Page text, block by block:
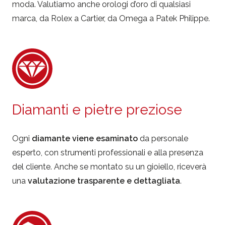
moda. Valutiamo anche orologi d’oro di qualsiasi
marca, da Rolex a Cartier, da Omega a Patek Philippe.
Diamanti e pietre preziose
Ogni diamante viene esaminato da personale
esperto, con strumenti professionali e alla presenza
del cliente. Anche se montato su un gioiello, riceverà
una valutazione trasparente e dettagliata.